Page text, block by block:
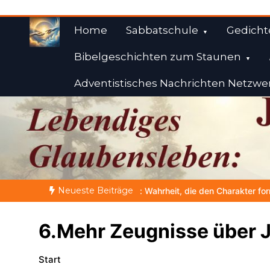
springen
Home Sabbatschule
Bibelgeschichten zum Staunen
Adventistisches Nachrichten
Weisheiten der
Himmelwärts
Neueste Beiträge
Wahrheit, die den Charakter formt NOCH WACH? |
6.Mehr Zeugnisse über
Start